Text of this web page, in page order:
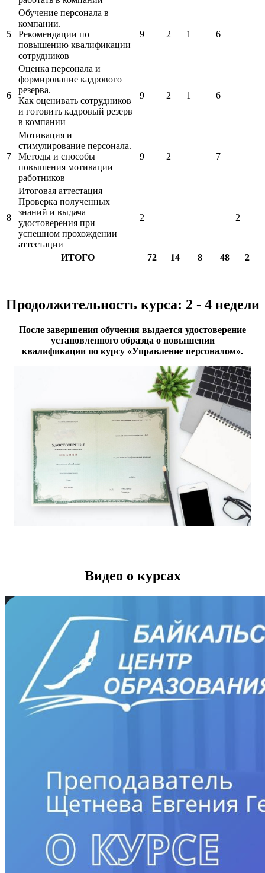
5
Обучение персонала в
компании.
Рекомендации по
повышению квалификации
сотрудников
9 2 1 6
6
Оценка персонала и
формирование кадрового
резерва.
Как оценивать сотрудников
и готовить кадровый резерв
в компании
9 2 1 6
7
Мотивация и
стимулирование персонала.
Методы и способы
повышения мотивации
работников
9 2 7
8
Итоговая аттестация
Проверка полученных
знаний и выдача
удостоверения при
успешном прохождении
аттестации
2 2
ИТОГО 72 14 8 48 2
​​Продолжительность курса: 2 - 4 недели
После завершения обучения выдается удостоверение
установленного образца о повышении
квалификации по курсу «Управление персоналом».
Видео о курсах